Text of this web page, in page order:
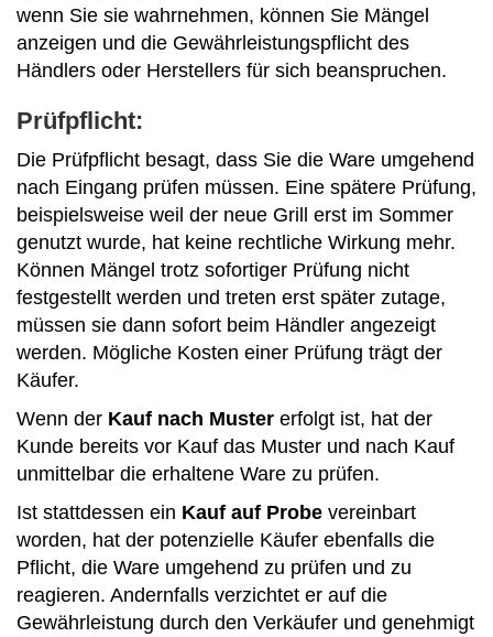
wenn Sie sie wahrnehmen, können Sie Mängel
anzeigen und die Gewährleistungspflicht des
Händlers oder Herstellers für sich beanspruchen.
Prüfpflicht:
Die Prüfpflicht besagt, dass Sie die Ware umgehend
nach Eingang prüfen müssen. Eine spätere Prüfung,
beispielsweise weil der neue Grill erst im Sommer
genutzt wurde, hat keine rechtliche Wirkung mehr.
Können Mängel trotz sofortiger Prüfung nicht
festgestellt werden und treten erst später zutage,
müssen sie dann sofort beim Händler angezeigt
werden. Mögliche Kosten einer Prüfung trägt der
Käufer.
Wenn der Kauf nach Muster erfolgt ist, hat der
Kunde bereits vor Kauf das Muster und nach Kauf
unmittelbar die erhaltene Ware zu prüfen.
Ist stattdessen ein Kauf auf Probe vereinbart
worden, hat der potenzielle Käufer ebenfalls die
Pflicht, die Ware umgehend zu prüfen und zu
reagieren. Andernfalls verzichtet er auf die
Gewährleistung durch den Verkäufer und genehmigt